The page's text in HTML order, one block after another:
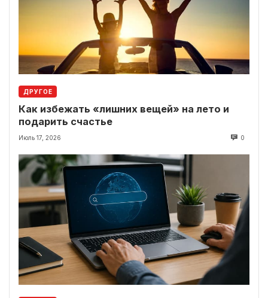
ДРУГОЕ
Как избежать «лишних вещей» на лето и
подарить счастье
Июль 17, 2026 0